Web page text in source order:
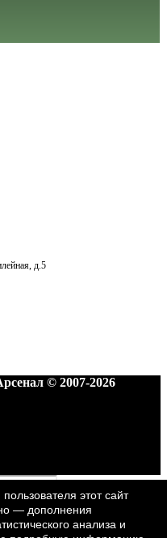
д.5
© 2007-2026
этот сайт
— дополнения
анализа и